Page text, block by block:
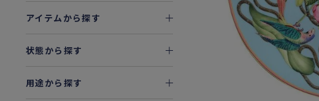
アイテムから探す
状態から探す
用途から探す